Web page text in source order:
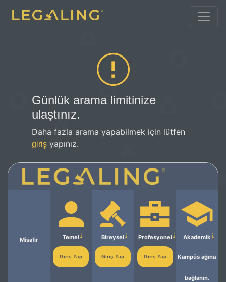
Günlük arama limitinize
ulaştınız.
Daha fazla arama yapabilmek için lütfen
giriş yapınız.
Misafir Temel
Giriş Yap
Bireysel
Giriş Yap
Profesyonel
Giriş Yap
Akademik
Kampüs ağına
bağlanın.